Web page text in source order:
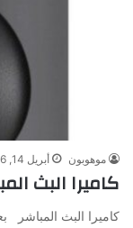
موهوبون أبريل 14, 2016
كاميرا البث
كاميرا البث المباشر